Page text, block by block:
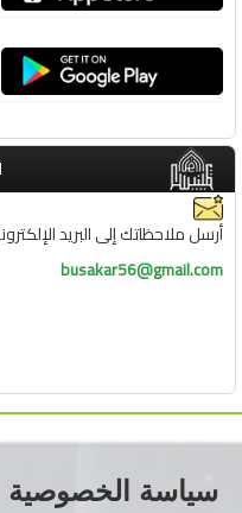
أرسل ملاحظاتك إلى البريد
busakar56@gmail.com
سياسة الخصوصية